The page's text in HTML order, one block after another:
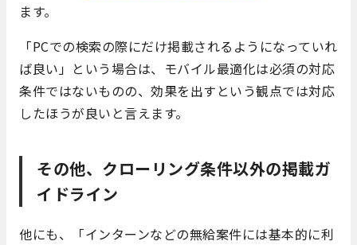
ます。
「PCでの検索の際にだけ掲載されるようになっていれ
ば良い」という場合は、モバイル最適化は必須の対応
条件ではないものの、効果を出すという観点では対応
したほうが良いと言えます。
その他、クローリング条件以外の掲載ガ
イドライン
他にも、「インターンなどの無給案件には基本的に利